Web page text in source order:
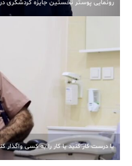
رونمایی پوستر نخستین جایزه گردشگری در کاشان
یا درست کار کنید یا کار را به کسی واگذار